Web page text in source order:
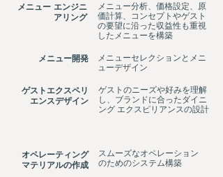
メニュー エンジニ
アリング
メニュー分析、価格設定、原
価計算、コンセプトやゲスト
の要望に沿った収益性も重視
したメニューを構築
メニュー開発
メニューセレクションとメニ
ューデザイン
ゲストエクスペリ
エンスデザイン
ゲストのニーズや好みを理解
し、ブランドに合ったダイニ
ング エクスピリアンスの設計
オペレーティング
マテリアルの作成
スムーズなオペレーション
のためのシステム構築